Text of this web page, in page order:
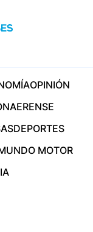
OPINIÓN
DEPORTES
MOTOR